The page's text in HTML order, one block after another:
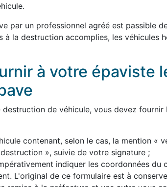
par un professionnel agréé est passible
à la destruction accomplies, les véhicules
à votre épaviste
de véhicule, vous devez fournir
contenant, selon le cas, la mention «
», suivie de votre signature ;
indiquer les coordonnées du
L'original de ce formulaire est à